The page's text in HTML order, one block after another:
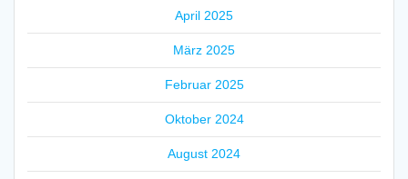
April 2025
März 2025
Februar 2025
Oktober 2024
August 2024